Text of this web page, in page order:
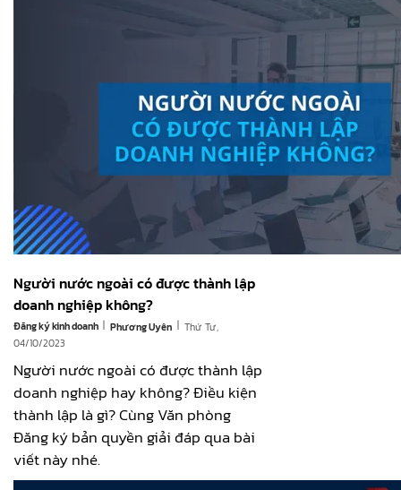
Người nước ngoài có được thành lập
doanh nghiệp không?
Đăng ký kinh doanh | Phương Uyên | Thứ Tư,
04/10/2023
Người nước ngoài có được thành lập
doanh nghiệp hay không? Điều kiện
thành lập là gì? Cùng Văn phòng
Đăng ký bản quyền giải đáp qua bài
viết này nhé.